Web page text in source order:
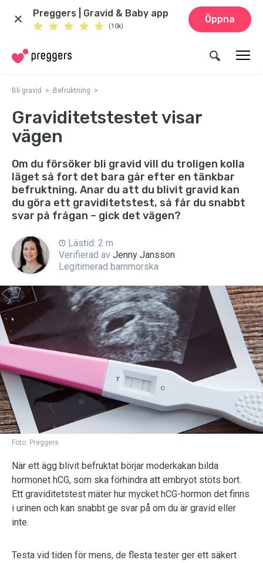
Preggers | Gravid & Baby app
(10k)
Öppna
Bli gravid Befruktning
Graviditetstestet visar
vägen
Om du försöker bli gravid vill du troligen kolla
läget så fort det bara går efter en tänkbar
befruktning. Anar du att du blivit gravid kan
du göra ett graviditetstest, så får du snabbt
svar på frågan – gick det vägen?
Lästid: 2 m
Verifierad av Jenny Jansson
Legitimerad barnmorska
Foto: Preggers
När ett ägg blivit befruktat börjar moderkakan bilda
hormonet hCG, som ska förhindra att embryot stöts bort.
Ett graviditetstest mäter hur mycket hCG-hormon det finns
i urinen och kan snabbt ge svar på om du är gravid eller
inte.
Testa vid tiden för mens, de flesta tester ger ett säkert